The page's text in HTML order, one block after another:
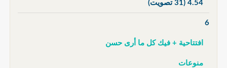
4.54 (31 تصويت)
6
افتتاحية + فيك كل ما أرى حسن
منوعات